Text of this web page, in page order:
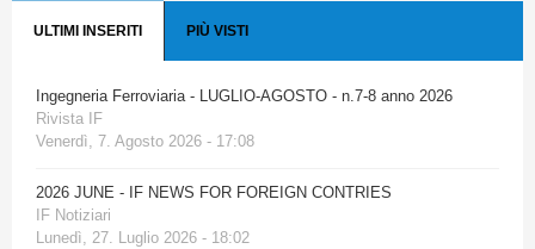
ULTIMI INSERITI PIÙ VISTI
Ingegneria Ferroviaria - LUGLIO-AGOSTO - n.7-8 anno 2026
Rivista IF
Venerdì, 7. Agosto 2026 - 17:08
2026 JUNE - IF NEWS FOR FOREIGN CONTRIES
IF Notiziari
Lunedì, 27. Luglio 2026 - 18:02